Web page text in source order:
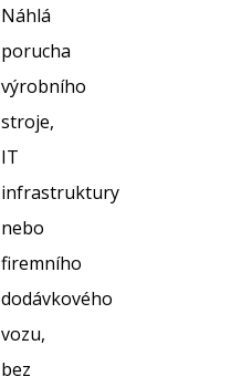
Náhlá
porucha
výrobního
stroje,
IT
infrastruktury
nebo
firemního
dodávkového
vozu,
bez